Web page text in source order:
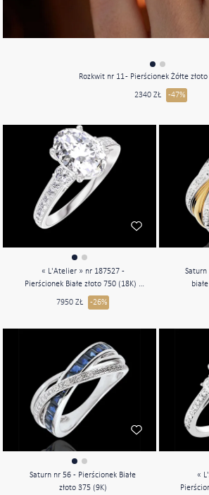
Rozkwit nr 11 - Pierścionek Żółte
2340 ZŁ -47%
« L'Atelier » nr 187527 -
Pierścionek Białe złoto 750 (18K) -
Diament laboratoryjny Owal 1 karat
- Kamienie boczne Diament
7950 ZŁ -26%
Saturn
Saturn nr 56 - Pierścionek Białe
złoto 375 (9K)
«